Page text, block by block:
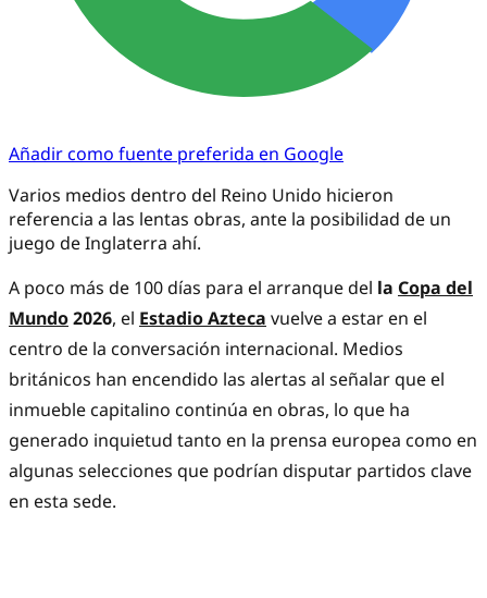
Añadir como fuente preferida en Google
Varios medios dentro del Reino Unido hicieron
referencia a las lentas obras, ante la posibilidad de un
juego de Inglaterra ahí.
A poco más de 100 días para el arranque del la Copa del
Mundo2026, el Estadio Azteca vuelve a estar en el
centro de la conversación internacional. Medios
británicos han encendido las alertas al señalar que el
inmueble capitalino continúa en obras, lo que ha
generado inquietud tanto en la prensa europea como en
algunas selecciones que podrían disputar partidos clave
en esta sede.